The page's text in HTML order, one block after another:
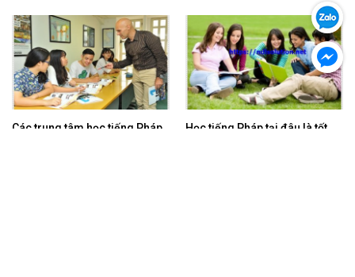
Các trung tâm học tiếng Pháp
Học tiếng Pháp tại đâu là tốt